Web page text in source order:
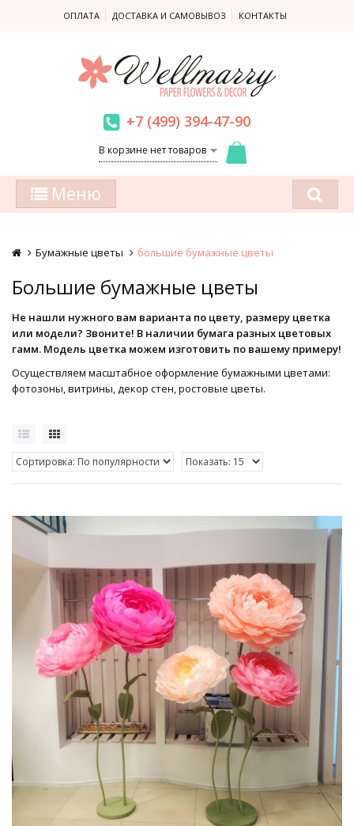
ОПЛАТА ДОСТАВКА И САМОВЫВОЗ КОНТАКТЫ
+7 (499) 394-47-90
В корзине нет товаров
Меню
Бумажные цветы большие бумажные цветы
Большие бумажные цветы
Не нашли нужного вам варианта по цвету, размеру цветка
или модели? Звоните! В наличии бумага разных цветовых
гамм. Модель цветка можем изготовить по вашему примеру!
Осуществляем масштабное оформление бумажными цветами:
фотозоны, витрины, декор стен, ростовые цветы.